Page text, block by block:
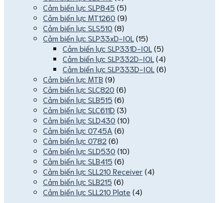
Cảm biến lực SLP845 (5)
Cảm biến lực MT1260 (9)
Cảm biến lực SLS510 (8)
Cảm biến lực SLP33xD-IOL (15)
Cảm biến lực SLP331D-IOL (5)
Cảm biến lực SLP332D-IOL (4)
Cảm biến lực SLP333D-IOL (6)
Cảm biến lực MTB (9)
Cảm biến lực SLC820 (6)
Cảm biến lực SLB515 (6)
Cảm biến lực SLC611D (3)
Cảm biến lực SLD430 (10)
Cảm biến lực 0745A (6)
Cảm biến lực 0782 (6)
Cảm biến lực SLD530 (10)
Cảm biến lực SLB415 (6)
Cảm biến lực SLL210 Receiver(4)
Cảm biến lực SLB215 (6)
Cảm biến lực SLL210 Plate (4)